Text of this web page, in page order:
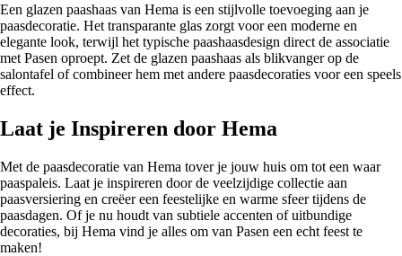
Een glazen paashaas van Hema is een stijlvolle toevoeging aan je
paasdecoratie. Het transparante glas zorgt voor een moderne en
elegante look, terwijl het typische paashaasdesign direct de associatie
met Pasen oproept. Zet de glazen paashaas als blikvanger op de
salontafel of combineer hem met andere paasdecoraties voor een speels
effect.
Laat je Inspireren door Hema
Met de paasdecoratie van Hema tover je jouw huis om tot een waar
paaspaleis. Laat je inspireren door de veelzijdige collectie aan
paasversiering en creëer een feestelijke en warme sfeer tijdens de
paasdagen. Of je nu houdt van subtiele accenten of uitbundige
decoraties, bij Hema vind je alles om van Pasen een echt feest te
maken!